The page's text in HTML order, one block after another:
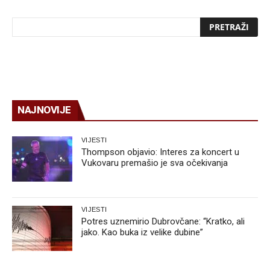
NAJNOVIJE
VIJESTI
Thompson objavio: Interes za koncert u
Vukovaru premašio je sva očekivanja
VIJESTI
Potres uznemirio Dubrovčane: “Kratko, ali
jako. Kao buka iz velike dubine”